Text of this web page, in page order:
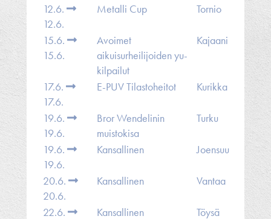
12.6.
12.6.
Metalli Cup Tornio
15.6.
15.6.
Avoimet
aikuisurheilijoiden yu-
kilpailut
Kajaani
17.6.
17.6.
E-PUV Tilastoheitot Kurikka
19.6.
19.6.
Bror Wendelinin
muistokisa
Turku
19.6.
19.6.
Kansallinen Joensuu
20.6.
20.6.
Kansallinen Vantaa
22.6. Kansallinen Töysä